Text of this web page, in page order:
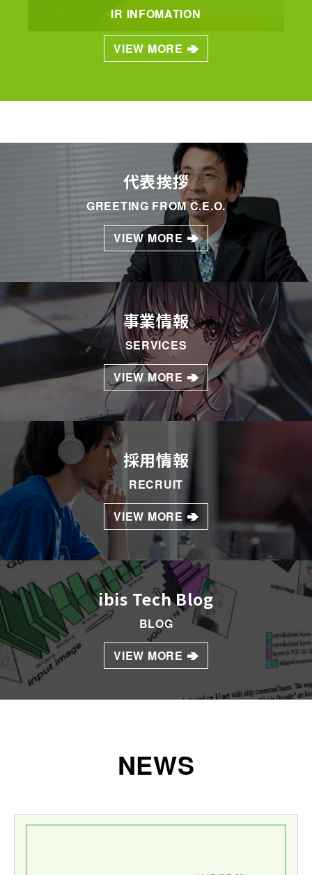
IR INFOMATION
VIEW MORE
代表挨拶
GREETING FROM C.E.O.
VIEW MORE
事業情報
SERVICES
VIEW MORE
採用情報
RECRUIT
VIEW MORE
ibis Tech Blog
BLOG
VIEW MORE
NEWS